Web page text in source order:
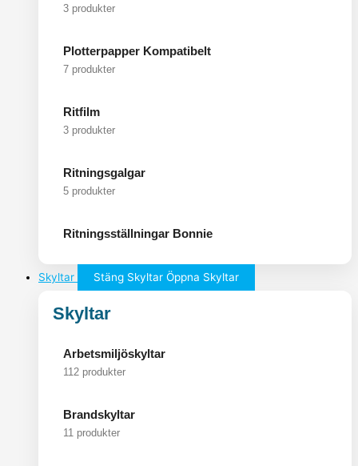
3 produkter
Plotterpapper Kompatibelt
7 produkter
Ritfilm
3 produkter
Ritningsgalgar
5 produkter
Ritningsställningar Bonnie
Skyltar Stäng Skyltar Öppna Skyltar
Skyltar
Arbetsmiljöskyltar
112 produkter
Brandskyltar
11 produkter